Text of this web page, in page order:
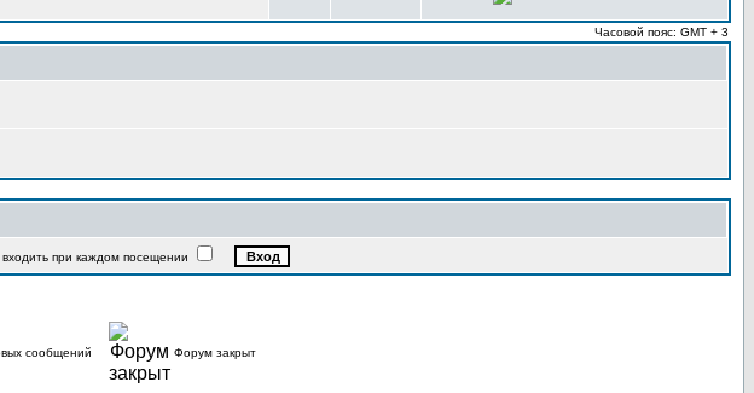
Часовой пояс: GMT + 3
при каждом посещении
сообщений Форум закрыт